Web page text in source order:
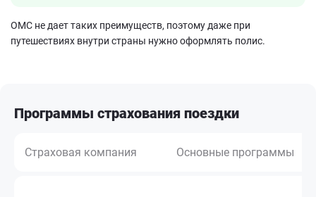
ОМС не дает таких преимуществ, поэтому даже при
путешествиях внутри страны нужно оформлять полис.
Программы страхования поездки
Страховая компания Основные программы